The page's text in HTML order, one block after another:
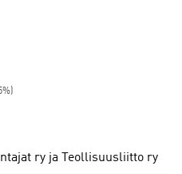
ry ja Teollisuusliitto ry